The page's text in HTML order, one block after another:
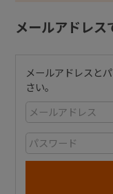
メールアドレス
メールアドレスと
さい。